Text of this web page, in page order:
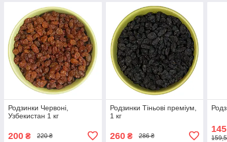
Родзинки Червоні,
Узбекистан 1 кг
200 ₴ 220 ₴
Родзинки Тіньові преміум,
1 кг
260₴ 286 ₴
145